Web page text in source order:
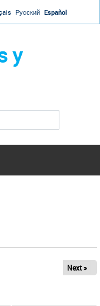
Русский Español
y
Next »